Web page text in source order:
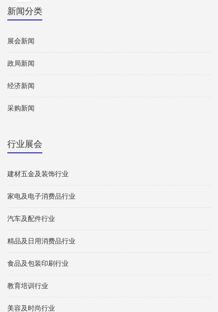
新闻分类
展会新闻
政局新闻
经济新闻
采购新闻
行业展会
建材五金及装饰行业
家电及电子消费品行业
汽车及配件行业
精品及日用消费品行业
食品及包装印刷行业
教育培训行业
美容及时尚行业